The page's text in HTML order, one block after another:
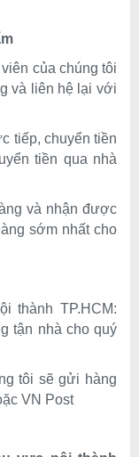
của chúng tôi
và liên hệ lại với
tiếp, chuyển tiền
tiền qua nhà
và nhận được
sớm nhất cho
thành TP.HCM:
tận nhà cho quý
tôi sẽ gửi hàng
VN Post